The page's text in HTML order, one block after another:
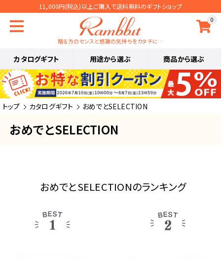
11,000円(税込)以上ご購入で送料無料のギフトショップ
0
贈る方のセンスと感謝の気持ちをカタチに…
カタログギフト 用途から選ぶ 商品から選ぶ
トップ カタログギフト おめでとSELECTION
おめでとSELECTION
おめでとSELECTIONのランキング